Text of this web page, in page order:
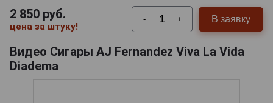
2 850 руб.
цена за штуку!
- + В заявку
Видео Сигары AJ Fernandez Viva La Vida
Diadema